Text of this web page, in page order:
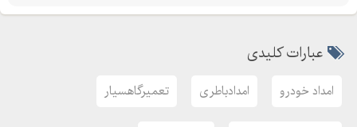
عبارات کلیدی
امداد خودرو امدادباطری تعمیرگاهسیار